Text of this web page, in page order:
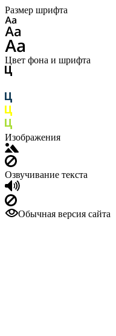
Размер шрифта
Цвет фона и шрифта
Изображения
Озвучивание текста
Обычная версия сайта